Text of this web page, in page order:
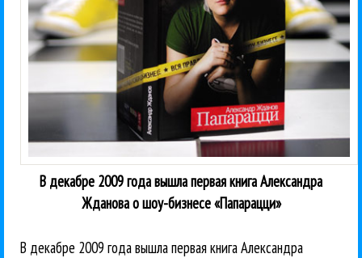
В декабре 2009 года вышла первая книга Александра
Жданова о шоу-бизнесе «Папарацци»
В декабре 2009 года вышла первая книга Александра